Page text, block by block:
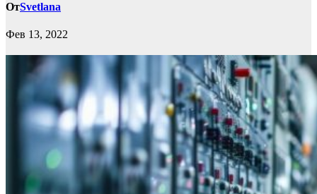
ОтSvetlana
Фев 13, 2022